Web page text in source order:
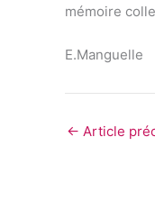
mémoire
E.Manguelle
← Article